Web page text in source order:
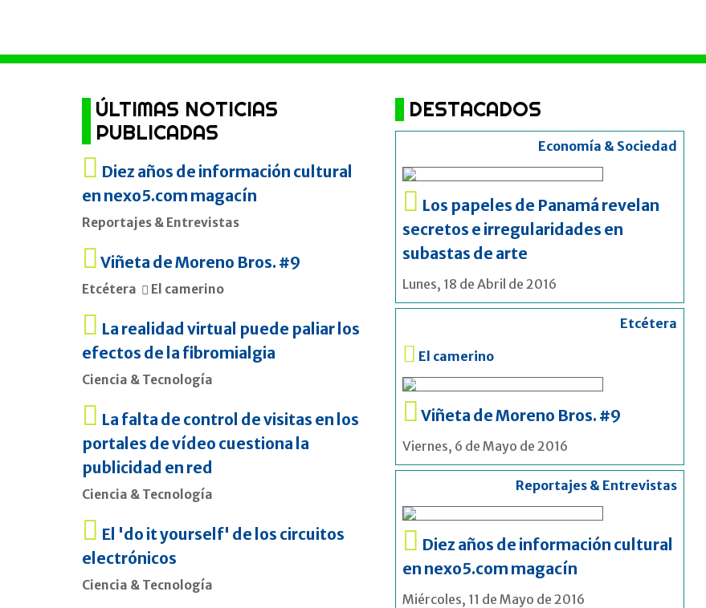
ÚLTIMAS NOTICIAS
PUBLICADAS
Diez años de información cultural
en nexo5.com magacín
Reportajes & Entrevistas
Viñeta de Moreno Bros. #9
Etcétera El camerino
La realidad virtual puede paliar los
efectos de la fibromialgia
Ciencia & Tecnología
La falta de control de visitas en los
portales de vídeo cuestiona la
publicidad en red
Ciencia & Tecnología
El 'do it yourself' de los circuitos
electrónicos
Ciencia & Tecnología
DESTACADOS
Economía & Sociedad
Los papeles de Panamá revelan
secretos e irregularidades en
subastas de arte
Lunes, 18 de Abril de 2016
Etcétera
El camerino
Viñeta de Moreno Bros. #9
Viernes, 6 de Mayo de 2016
Reportajes & Entrevistas
Diez años de información cultural
en nexo5.com magacín
Miércoles, 11 de Mayo de 2016